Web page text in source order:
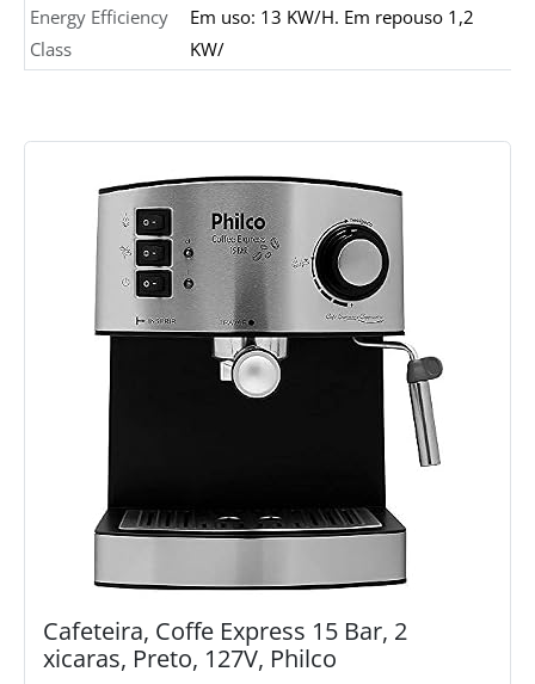
Energy Efficiency
Class
Em uso: 13 KW/H. Em repouso 1,2
KW/
Cafeteira, Coffe Express 15 Bar, 2
xicaras, Preto, 127V, Philco